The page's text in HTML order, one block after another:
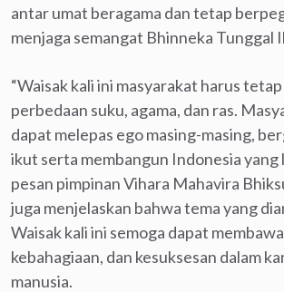
antar umat beragama dan tetap
menjaga semangat Bhinneka Tunggal
“Waisak kali ini masyarakat harus
perbedaan suku, agama, dan ras.
dapat melepas ego masing-masing,
ikut serta membangun Indonesia yang
pesan pimpinan Vihara Mahavira
juga menjelaskan bahwa tema yang
Waisak kali ini semoga dapat
kebahagiaan, dan kesuksesan dalam
manusia.